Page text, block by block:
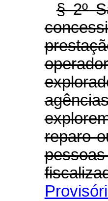
§ 2º
reparo